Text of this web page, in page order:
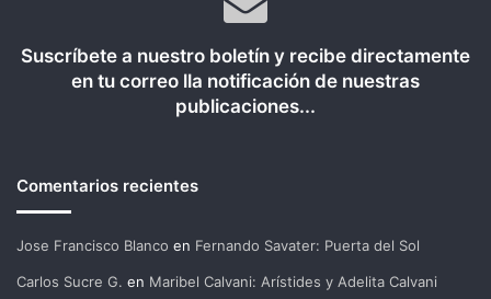
Suscríbete a nuestro boletín y recibe directamente
en tu correo lla notificación de nuestras
publicaciones...
Comentarios recientes
Jose Francisco Blanco en Fernando Savater: Puerta del Sol
Carlos Sucre G. en Maribel Calvani: Arístides y Adelita Calvani